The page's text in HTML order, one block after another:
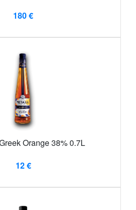
180 €
Orange 38% 0.7L
12 €